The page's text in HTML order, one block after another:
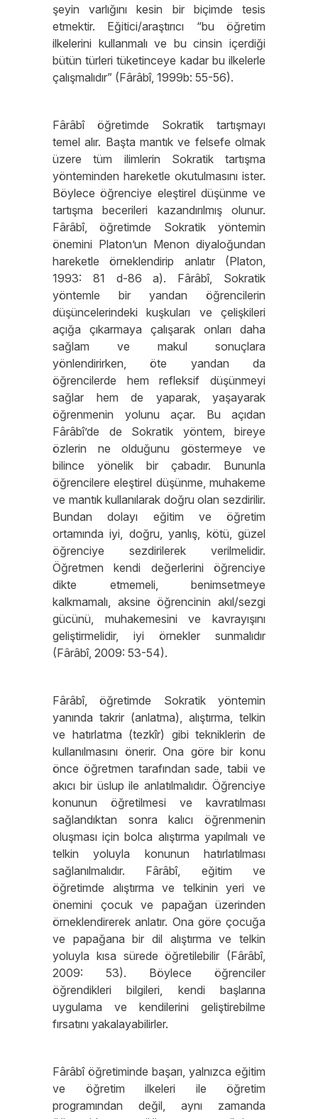
şeyin varlığını kesin bir biçimde tesis
etmektir. Eğitici/araştırıcı “bu öğretim
ilkelerini kullanmalı ve bu cinsin içerdiği
bütün türleri tüketinceye kadar bu ilkelerle
çalışmalıdır” (Fârâbî, 1999b: 55-56).
Fârâbî öğretimde Sokratik tartışmayı
temel alır. Başta mantık ve felsefe olmak
üzere tüm ilimlerin Sokratik tartışma
yönteminden hareketle okutulmasını ister.
Böylece öğrenciye eleştirel düşünme ve
tartışma becerileri kazandırılmış olunur.
Fârâbî, öğretimde Sokratik yöntemin
önemini Platon’un Menon diyaloğundan
hareketle örneklendirip anlatır (Platon,
1993: 81 d-86 a). Fârâbî, Sokratik
yöntemle bir yandan öğrencilerin
düşüncelerindeki kuşkuları ve çelişkileri
açığa çıkarmaya çalışarak onları daha
sağlam ve makul sonuçlara
yönlendirirken, öte yandan da
öğrencilerde hem refleksif düşünmeyi
sağlar hem de yaparak, yaşayarak
öğrenmenin yolunu açar. Bu açıdan
Fârâbî’de de Sokratik yöntem, bireye
özlerin ne olduğunu göstermeye ve
bilince yönelik bir çabadır. Bununla
öğrencilere eleştirel düşünme, muhakeme
ve mantık kullanılarak doğru olan sezdirilir.
Bundan dolayı eğitim ve öğretim
ortamında iyi, doğru, yanlış, kötü, güzel
öğrenciye sezdirilerek verilmelidir.
Öğretmen kendi değerlerini öğrenciye
dikte etmemeli, benimsetmeye
kalkmamalı, aksine öğrencinin akıl/sezgi
gücünü, muhakemesini ve kavrayışını
geliştirmelidir, iyi örnekler sunmalıdır
(Fârâbî, 2009: 53-54).
Fârâbî, öğretimde Sokratik yöntemin
yanında takrir (anlatma), alıştırma, telkin
ve hatırlatma (tezkîr) gibi tekniklerin de
kullanılmasını önerir. Ona göre bir konu
önce öğretmen tarafından sade, tabii ve
akıcı bir üslup ile anlatılmalıdır. Öğrenciye
konunun öğretilmesi ve kavratılması
sağlandıktan sonra kalıcı öğrenmenin
oluşması için bolca alıştırma yapılmalı ve
telkin yoluyla konunun hatırlatılması
sağlanılmalıdır. Fârâbî, eğitim ve
öğretimde alıştırma ve telkinin yeri ve
önemini çocuk ve papağan üzerinden
örneklendirerek anlatır. Ona göre çocuğa
ve papağana bir dil alıştırma ve telkin
yoluyla kısa sürede öğretilebilir (Fârâbî,
2009: 53). Böylece öğrenciler
öğrendikleri bilgileri, kendi başlarına
uygulama ve kendilerini geliştirebilme
fırsatını yakalayabilirler.
Fârâbî öğretiminde başarı, yalnızca eğitim
ve öğretim ilkeleri ile öğretim
programından değil, aynı zamanda